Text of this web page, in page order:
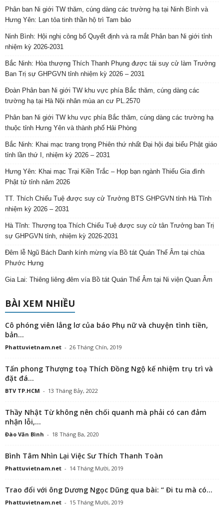
Phân ban Ni giới TW thăm, cúng dàng các trường hạ tại Ninh Bình và
Hưng Yên: Lan tỏa tinh thần hộ trì Tam bảo
Ninh Bình: Hội nghị công bố Quyết định và ra mắt Phân ban Ni giới tỉnh
nhiệm kỳ 2026-2031
Bắc Ninh: Hòa thượng Thích Thanh Phụng được tái suy cử làm Trưởng
Ban Trị sự GHPGVN tỉnh nhiệm kỳ 2026 – 2031
Đoàn Phân ban Ni giới TW khu vực phía Bắc thăm, cúng dàng các
trường hạ tại Hà Nội nhân mùa an cư PL.2570
Phân ban Ni giới TW khu vực phía Bắc thăm, cúng dàng các trường hạ
thuộc tỉnh Hưng Yên và thành phố Hải Phòng
Bắc Ninh: Khai mạc trang trọng Phiên thứ nhất Đại hội đại biểu Phật giáo
tỉnh lần thứ I, nhiệm kỳ 2026 – 2031
Hưng Yên: Khai mạc Trại Kiền Trắc – Họp bạn ngành Thiếu Gia đình
Phật tử tỉnh năm 2026
TT. Thích Chiếu Tuệ được suy cử Trưởng BTS GHPGVN tỉnh Hà Tĩnh
nhiệm kỳ 2026 – 2031
Hà Tĩnh: Thượng tọa Thích Chiếu Tuệ được suy cử tân Trưởng ban Trị
sự GHPGVN tỉnh, nhiệm kỳ 2026-2031
Đêm lễ Ngũ Bách Danh kính mừng vía Bồ tát Quán Thế Âm tại chùa
Phước Hưng
Gia Lai: Thiêng liêng đêm vía Bồ tát Quán Thế Âm tại Ni viện Quan Âm
BÀI XEM NHIỀU
Cô phóng viên lẳng lơ của báo Phụ nữ và chuyện tình tiền,
bản...
Phattuvietnam.net - 26 Tháng Chín, 2019
Tấn phong Thượng toạ Thích Đồng Ngộ kế nhiệm trụ trì và
đặt đá...
BTV TP.HCM - 13 Tháng Bảy, 2022
Thầy Nhật Từ không nên chối quanh mà phải có can đảm
nhận lỗi,...
Đào Văn Bình - 18 Tháng Ba, 2020
Bình Tâm Nhìn Lại Việc Sư Thích Thanh Toàn
Phattuvietnam.net - 14 Tháng Mười, 2019
Trao đổi với ông Dương Ngọc Dũng qua bài: “ Đi tu mà có...
Phattuvietnam.net - 15 Tháng Mười, 2019